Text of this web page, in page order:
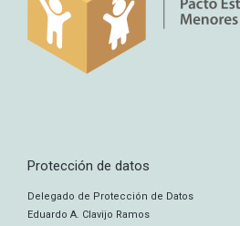
Protección de datos
Delegado de Protección de Datos
Eduardo A. Clavijo Ramos